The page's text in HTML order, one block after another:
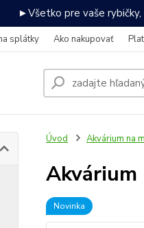
►Všetko pre vaše
splátky Ako nakupovať
Úvod Akvárium na
Akvárium
Novinka